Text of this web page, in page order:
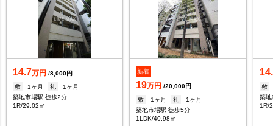
14.7万円 /8,000円
敷
1ヶ月 礼
1ヶ月
築地市場駅 徒歩2分
1R/29.02㎡
新着
19万円 /20,000円
敷
1ヶ月 礼
1ヶ月
築地市場駅 徒歩5分
1LDK/40.98㎡
敷
築地
1R/